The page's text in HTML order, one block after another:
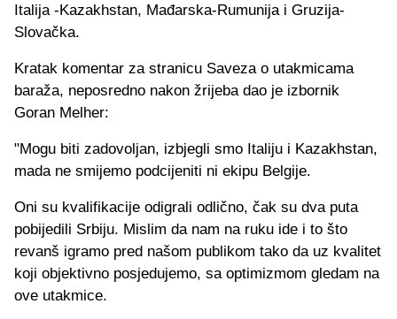
Italija -Kazakhstan, Mađarska-Rumunija i Gruzija-
Slovačka.
Kratak komentar za stranicu Saveza o utakmicama
baraža, neposredno nakon žrijeba dao je izbornik
Goran Melher:
"Mogu biti zadovoljan, izbjegli smo Italiju i Kazakhstan,
mada ne smijemo podcijeniti ni ekipu Belgije.
Oni su kvalifikacije odigrali odlično, čak su dva puta
pobijedili Srbiju. Mislim da nam na ruku ide i to što
revanš igramo pred našom publikom tako da uz kvalitet
koji objektivno posjedujemo, sa optimizmom gledam na
ove utakmice.